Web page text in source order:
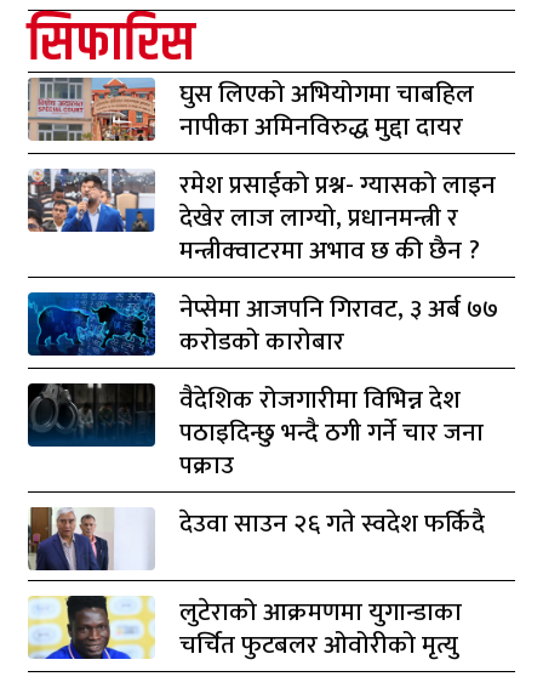
सिफारिस
घुस लिएको अभियोगमा चाबहिल
नापीका अमिनविरुद्ध मुद्दा दायर
रमेश प्रसाईको प्रश्न- ग्यासको लाइन
देखेर लाज लाग्यो, प्रधानमन्त्री र
मन्त्रीक्वाटरमा अभाव छ की छैन ?
नेप्सेमा आजपनि गिरावट, ३ अर्ब ७७
करोडको कारोबार
वैदेशिक रोजगारीमा विभिन्न देश
पठाइदिन्छु भन्दै ठगी गर्ने चार जना
पक्राउ
देउवा साउन २६ गते स्वदेश फर्किदै
लुटेराको आक्रमणमा युगान्डाका
चर्चित फुटबलर ओवोरीको मृत्यु